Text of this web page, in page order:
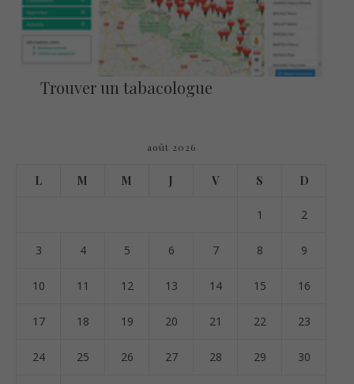
Trouver un tabacologue
août 2026
L M M J V S D
1 2
3 4 5 6 7 8 9
10 11 12 13 14 15 16
17 18 19 20 21 22 23
24 25 26 27 28 29 30